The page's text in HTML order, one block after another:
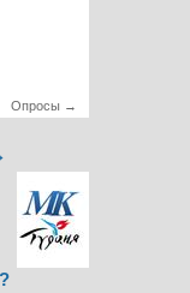
Опросы →